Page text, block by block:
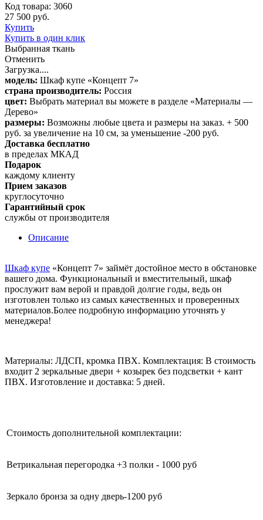
Код товара: 3060
27 500 руб.
Купить
Купить в один клик
Выбранная ткань
Отменить
Загрузка....
модель: Шкаф купе «Концепт 7»
страна производитель: Россия
цвет: Выбрать материал вы можете в разделе «Материалы —
Дерево»
размеры: Возможны любые цвета и размеры на заказ. + 500
руб. за увеличение на 10 см, за уменьшение -200 руб.
Доставка бесплатно
в пределах МКАД
Подарок
каждому клиенту
Прием заказов
круглосуточно
Гарантийный срок
службы от производителя
Описание
Шкаф купе «Концепт 7» займёт достойное место в обстановке
вашего дома. Функциональный и вместительный, шкаф
прослужит вам верой и правдой долгие годы, ведь он
изготовлен только из самых качественных и проверенных
материалов.Более подробную информацию уточнять у
менеджера!
Материалы: ЛДСП, кромка ПВХ. Комплектация: В стоимость
входит 2 зеркальные двери + козырек без подсветки + кант
ПВХ. Изготовление и доставка: 5 дней.
Стоимость дополнительной комплектации:
Ветрикальная перегородка +3 полки - 1000 руб
Зеркало бронза за одну дверь-1200 руб